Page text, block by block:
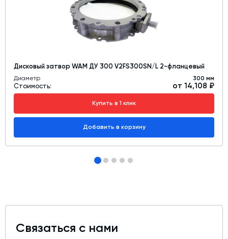
Дисковый затвор WAM ДУ 300 V2FS300SN/L 2-фланцевый
Диаметр 300 мм
Стоимость: от 14,108 ₽
Купить в 1 клик
Добавить в корзину
Связаться с нами